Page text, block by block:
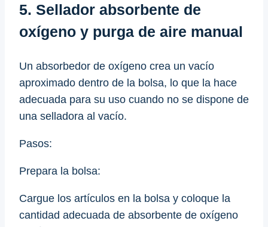
5. Sellador absorbente de
oxígeno y purga de aire manual
Un absorbedor de oxígeno crea un vacío
aproximado dentro de la bolsa, lo que la hace
adecuada para su uso cuando no se dispone de
una selladora al vacío.
Pasos:
Prepara la bolsa:
Cargue los artículos en la bolsa y coloque la
cantidad adecuada de absorbente de oxígeno